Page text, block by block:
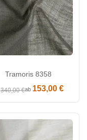
Tramoris 8358
340,00 €ab 153,00 €